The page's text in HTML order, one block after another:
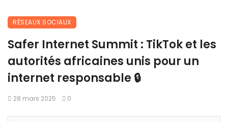
RÉSEAUX SOCIAUX
Safer Internet Summit : TikTok et les
autorités africaines unis pour un
internet responsable 🔒
28 mars 2025 0